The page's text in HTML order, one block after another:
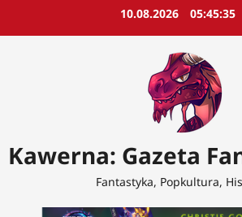
10.08.2026 05:45:37
Kawerna: Gazeta
Fantastyka, Popkultura,